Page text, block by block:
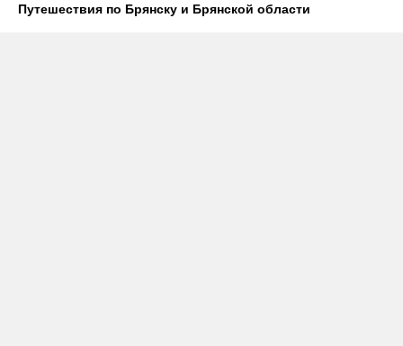
Путешествия по Брянску и Брянской области